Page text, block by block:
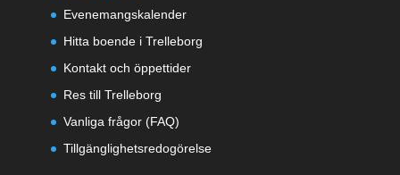
Evenemangskalender
Hitta boende i Trelleborg
Kontakt och öppettider
Res till Trelleborg
Vanliga frågor (FAQ)
Tillgänglighetsredogörelse